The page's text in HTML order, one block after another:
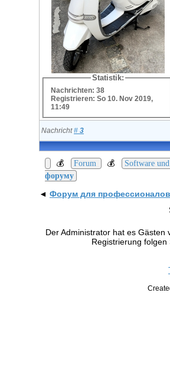
Statistik:
Nachrichten: 38
Registrieren: So 10. Nov 2019,
11:49
Nachricht# 3
💰
Forum 💰 Software
форуму
◄ Форум для профессионалов
Der Administrator hat es
Registrierung folgen